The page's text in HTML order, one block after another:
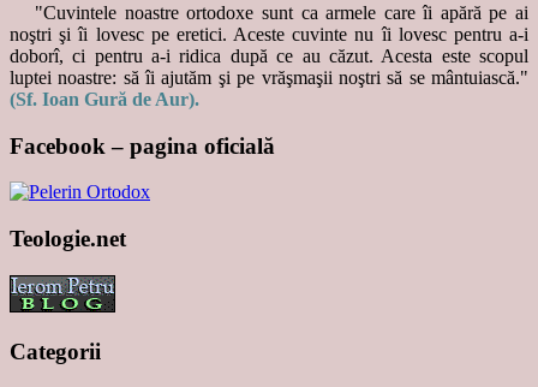
"Cuvintele noastre ortodoxe sunt ca armele care îi apără pe ai
noştri şi îi lovesc pe eretici. Aceste cuvinte nu îi lovesc pentru a-i
doborî, ci pentru a-i ridica după ce au căzut. Acesta este scopul
luptei noastre: să îi ajutăm şi pe vrăşmaşii noştri să se mântuiască."
(Sf. Ioan Gură de Aur).
Facebook – pagina oficială
Teologie.net
Categorii